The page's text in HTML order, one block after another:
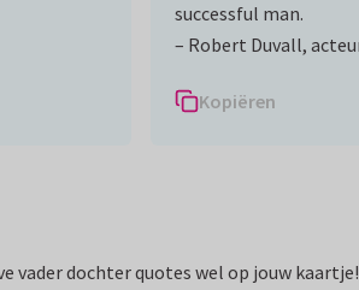
successful man.
– Robert Duvall,
Kopiëren
vader dochter quotes wel op jouw